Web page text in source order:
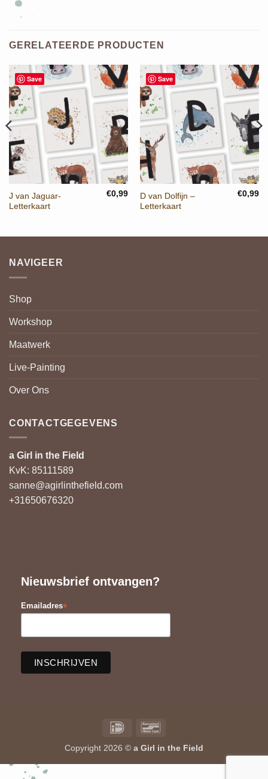
GERELATEERDE PRODUCTEN
Save
J van Jaguar-
Letterkaart
€0,99
Save
D van Dolfijn –
Letterkaart
€0,99
NAVIGEER
Shop
Workshop
Maatwerk
Live-Painting
Over Ons
CONTACTGEGEVENS
a Girl in the Field
KvK: 85111589
sanne@agirlinthefield.com
+31650676320
Nieuwsbrief ontvangen?
Emailadres*
IDeal
Copyright 2026 © a Girl in the Field